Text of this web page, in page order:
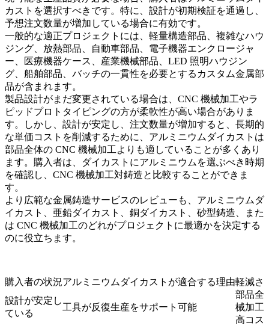
カストを選択すべきです。特に、設計が初期検証を通過し、
予想注文数量が増加している場合に有効です。
一般的な適正プロジェクトには、軽量構造部品、複雑なハウ
ジング、放熱部品、自動車部品、電子機器エンクロージャ
ー、医療機器ケース、産業機械部品、LED 照明ハウジン
グ、船舶部品、バッチの一貫性を必要とするカスタム金属部
品が含まれます。
製品設計がまだ変更されている場合は、CNC 機械加工やラ
ピッドプロトタイピングの方が柔軟性が高い場合がありま
す。しかし、設計が安定し、注文数量が増加すると、長期的
な単価コストを削減するために、アルミニウムダイカストは
部品全体の CNC 機械加工よりも適していることが多くあり
ます。購入者は、
ダイカストにアルミニウムを選ぶべき時期
を確認し、 CNC 機械加工対鋳造と比較することができま
す。
より広範な金属鋳造サービスのレビューも、アルミニウムダ
イカスト、亜鉛ダイカスト、銅ダイカスト、砂型鋳造、また
は CNC 機械加工のどれがプロジェクトに最適かを決定する
のに役立ちます。
購入者の状況アルミニウムダイカストが適合する理由軽減さ
設計が安定し
ている
工具が反復生産をサポート可能
部品全
械加工
高コス